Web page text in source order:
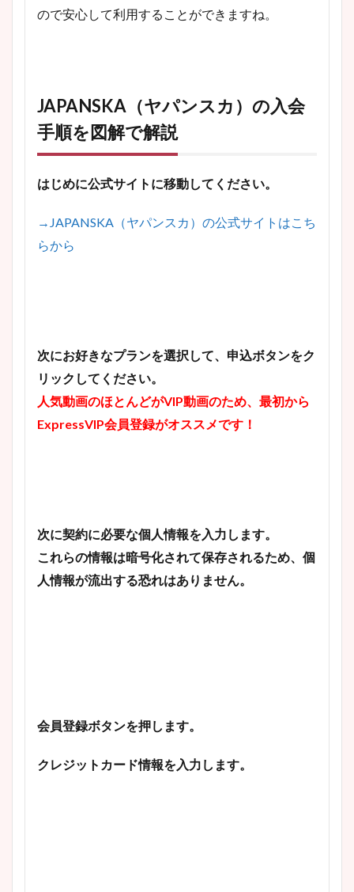
ので安心して利用することができますね。
JAPANSKA（ヤパンスカ）の入会
手順を図解で解説
はじめに公式サイトに移動してください。
→JAPANSKA（ヤパンスカ）の公式サイトはこち
らから
次にお好きなプランを選択して、申込ボタンをク
リックしてください。
人気動画のほとんどがVIP動画のため、最初から
ExpressVIP会員登録がオススメです！
次に契約に必要な個人情報を入力します。
これらの情報は暗号化されて保存されるため、個
人情報が流出する恐れはありません。
会員登録ボタンを押します。
クレジットカード情報を入力します。